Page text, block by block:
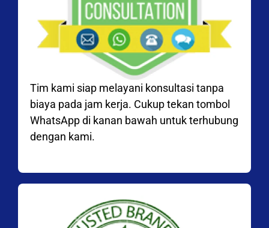
Tim kami siap melayani konsultasi tanpa
biaya pada jam kerja. Cukup tekan tombol
WhatsApp di kanan bawah untuk terhubung
dengan kami.